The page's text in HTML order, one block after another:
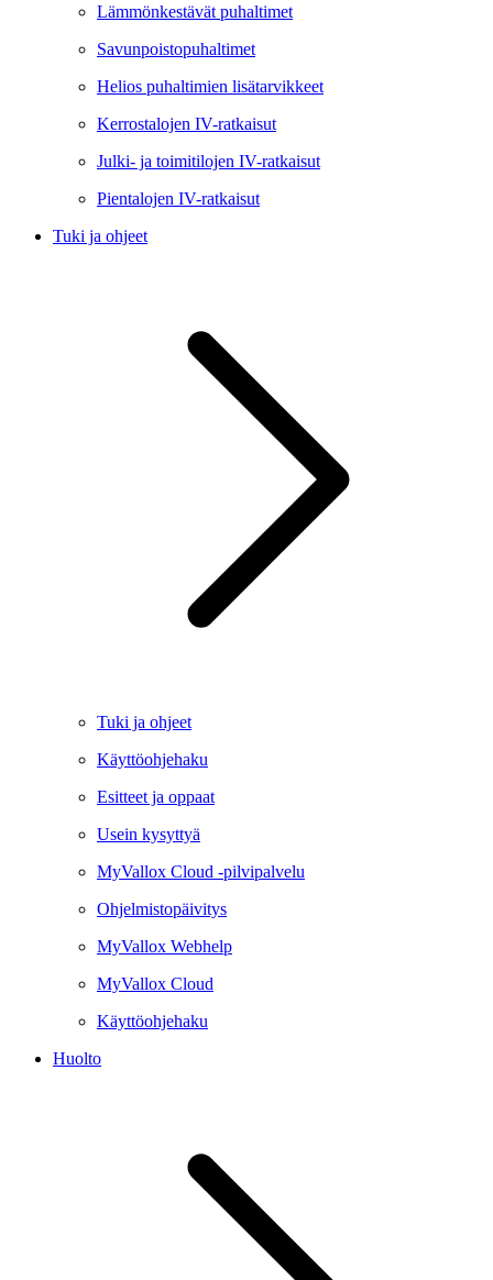
Lämmönkestävät puhaltimet
Savunpoistopuhaltimet
Helios puhaltimien lisätarvikkeet
Kerrostalojen IV-ratkaisut
Julki- ja toimitilojen IV-ratkaisut
Pientalojen IV-ratkaisut
Tuki ja ohjeet
Tuki ja ohjeet
Käyttöohjehaku
Esitteet ja oppaat
Usein kysyttyä
MyVallox Cloud -pilvipalvelu
Ohjelmistopäivitys
MyVallox Webhelp
MyVallox Cloud
Käyttöohjehaku
Huolto